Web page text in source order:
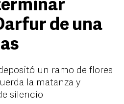
de una
un ramo de flores
la matanza y
silencio